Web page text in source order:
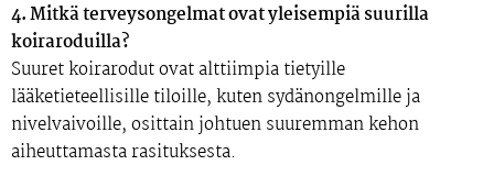
4. Mitkä terveysongelmat ovat yleisempiä suurilla
koiraroduilla?
Suuret koirarodut ovat alttiimpia tietyille
lääketieteellisille tiloille, kuten sydänongelmille ja
nivelvaivoille, osittain johtuen suuremman kehon
aiheuttamasta rasituksesta.